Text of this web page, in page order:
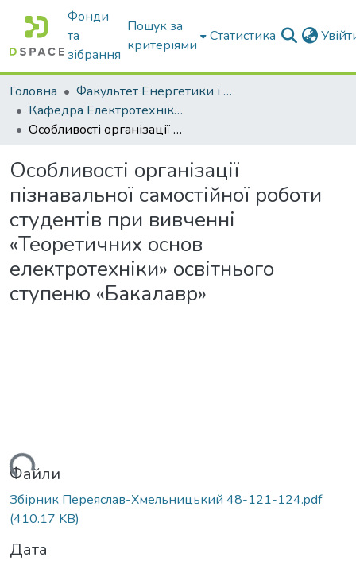
Фонди
та
зібрання
Пошук за
критеріями
Статистика
Головна
Факультет Енергетики і комп'ютерних технологій
Кафедра Електротехніки і електромеханіки ім. проф. В.В. Овчарова
Особливості організації пізнавальної самостійної роботи студентів при вивченні «Теоретичних основ електротехніки» освітнього ступеню «Бакалавр»
Особливості організації
пізнавальної самостійної роботи
студентів при вивченні
«Теоретичних основ
електротехніки» освітнього
ступеню «Бакалавр»
Файли
Збірник Переяслав-Хмельницький 48-121-124.pdf
(410.17 KB)
Дата